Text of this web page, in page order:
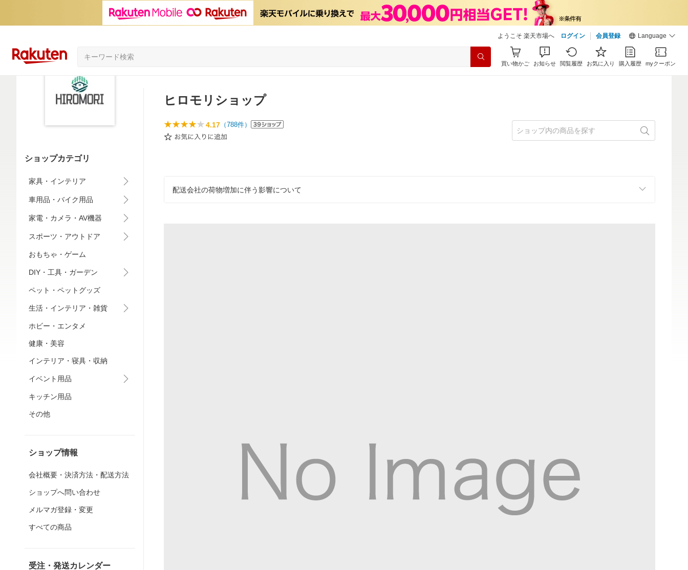
ようこそ 楽天市場へ ログイン 会員登録 Language
買い物かご お知らせ 閲覧履歴 お気に入り 購入履歴 myクーポン
ショップカテゴリ
家具・インテリア
車用品・バイク用品
家電・カメラ・AV機器
スポーツ・アウトドア
おもちゃ・ゲーム
DIY・工具・ガーデン
ペット・ペットグッズ
生活・インテリア・雑貨
ホビー・エンタメ
健康・美容
インテリア・寝具・収納
イベント用品
キッチン用品
その他
ショップ情報
会社概要・決済方法・配送方法
ショップへ問い合わせ
メルマガ登録・変更
すべての商品
受注・発送カレンダー
ヒロモリショップ
4.17 （788件）
配送会社の荷物増加に伴う影響について